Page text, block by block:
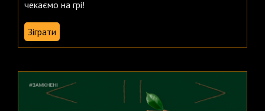
чекаємо на грі!
Зіграти